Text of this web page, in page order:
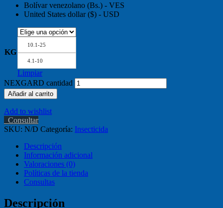
Bolívar venezolano (Bs.) - VES
United States dollar ($) - USD
KG
10.1-25
4.1-10
Limpiar
NEXGARD cantidad
Añadir al carrito
Add to wishlist
Consultar
SKU: N/D Categoría: Insecticida
Descripción
Información adicional
Valoraciones (0)
Políticas de la tienda
Consultas
Descripción